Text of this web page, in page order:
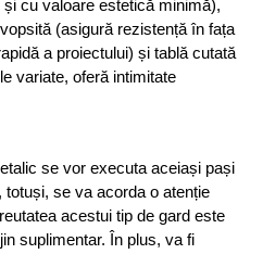
cu valoare estetică minimă),
(asigură rezistență în fața
a proiectului) și tablă cutată
variate, oferă intimitate
se vor executa aceiași pași
se va acorda o atenție
acestui tip de gard este
suplimentar. În plus, va fi